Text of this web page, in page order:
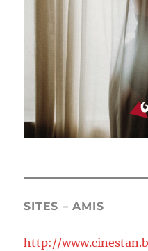
SITES – AMIS
http://